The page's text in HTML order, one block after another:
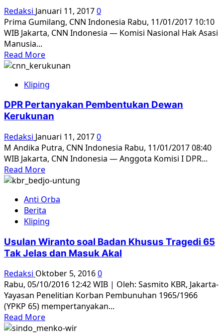
Pembuktian
Sulit
Redaksi Januari 11, 20170
Prima Gumilang, CNN Indonesia Rabu, 11/01/2017 10:10
WIB Jakarta, CNN Indonesia — Komisi Nasional Hak Asasi
Manusia...
Read MoreRead
more
Dewan
Berpotensi
Memupus
Korban
Kasus
HAM
Kliping
DPR Pertanyakan Pembentukan Dewan
Kerukunan
Redaksi Januari 11, 20170
M Andika Putra, CNN Indonesia Rabu, 11/01/2017 08:40
WIB Jakarta, CNN Indonesia — Anggota Komisi I DPR...
Read MoreRead
more
DPR
Pertanyakan
Pembentukan
Kerukunan
Anti Orba
Berita
Kliping
Usulan Wiranto soal Badan Khusus Tragedi 65
Tak Jelas dan Masuk Akal
Redaksi Oktober 5, 20160
Rabu, 05/10/2016 12:42 WIB | Oleh: Sasmito KBR, Jakarta-
Yayasan Penelitian Korban Pembunuhan 1965/1966
(YPKP 65) mempertanyakan...
Read MoreRead
more